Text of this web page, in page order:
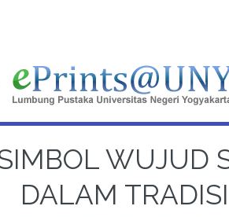
WUJUD
DALAM